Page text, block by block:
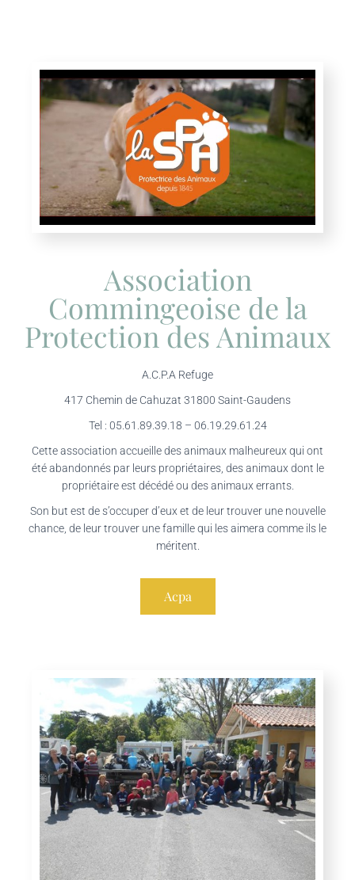
Association
Commingeoise de la
Protection des Animaux
A.C.P.A Refuge
417 Chemin de Cahuzat 31800 Saint-Gaudens
Tel : 05.61.89.39.18 – 06.19.29.61.24
Cette association accueille des animaux malheureux qui ont
été abandonnés par leurs propriétaires, des animaux dont le
propriétaire est décédé ou des animaux errants.
Son but est de s’occuper d’eux et de leur trouver une nouvelle
chance, de leur trouver une famille qui les aimera comme ils le
méritent.
Acpa